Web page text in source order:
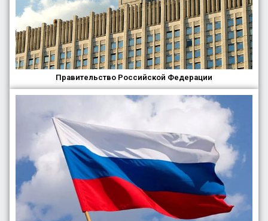
Правительство Российской Федерации